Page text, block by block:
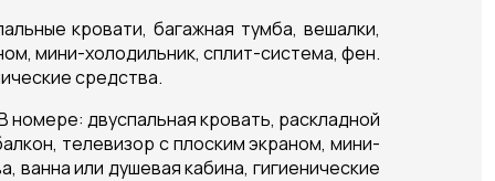
кровати, багажная тумба, вешалки,
мини-холодильник, сплит-система, фен.
средства.
двуспальная кровать, раскладной
телевизор с плоским экраном, мини-
ванна или душевая кабина, гигиенические